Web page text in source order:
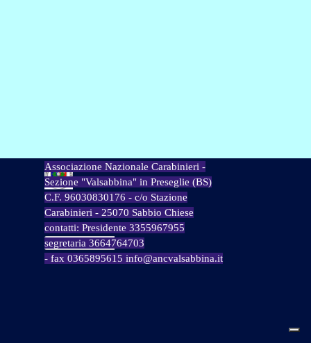
Associazione Nazionale Carabinieri -
Sezione "Valsabbina" in Preseglie (BS)
C.F. 96030830176 - c/o Stazione
Carabinieri - 25070 Sabbio Chiese
contatti: Presidente 3355967955
segretaria 3664764703
- fax 0365895615 info@ancvalsabbina.it